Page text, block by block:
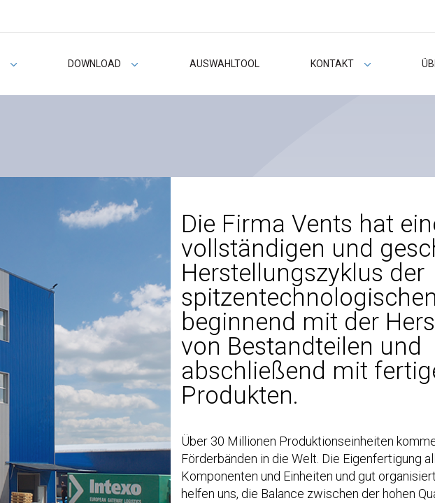
DOWNLOAD AUSWAHLTOOL KONTAKT
Die Firma Vents hat
vollständigen und
Herstellungszyklus der
beginnend mit der
von Bestandteilen und
abschließend mit
Produkten.
Über 30 Millionen Produktionseinheiten
Förderbänden in die Welt. Die Eigenfertigung
Komponenten und Einheiten und gut
helfen uns, die Balance zwischen der hohen